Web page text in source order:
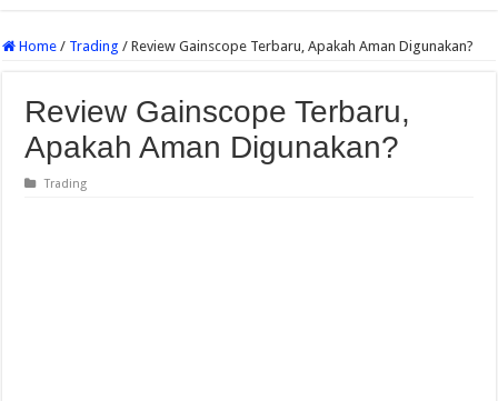
Home / Trading / Review Gainscope Terbaru, Apakah Aman Digunakan?
Review Gainscope Terbaru,
Apakah Aman Digunakan?
Trading